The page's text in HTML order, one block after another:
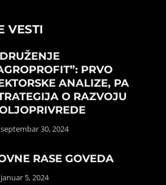
VESTI
PRVO
ANALIZE, PA
O RAZVOJU
septembar 30, 2024
RASE GOVEDA
januar 5, 2024